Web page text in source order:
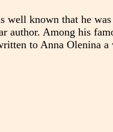
well known that he
author. Among his
to Anna Olenina